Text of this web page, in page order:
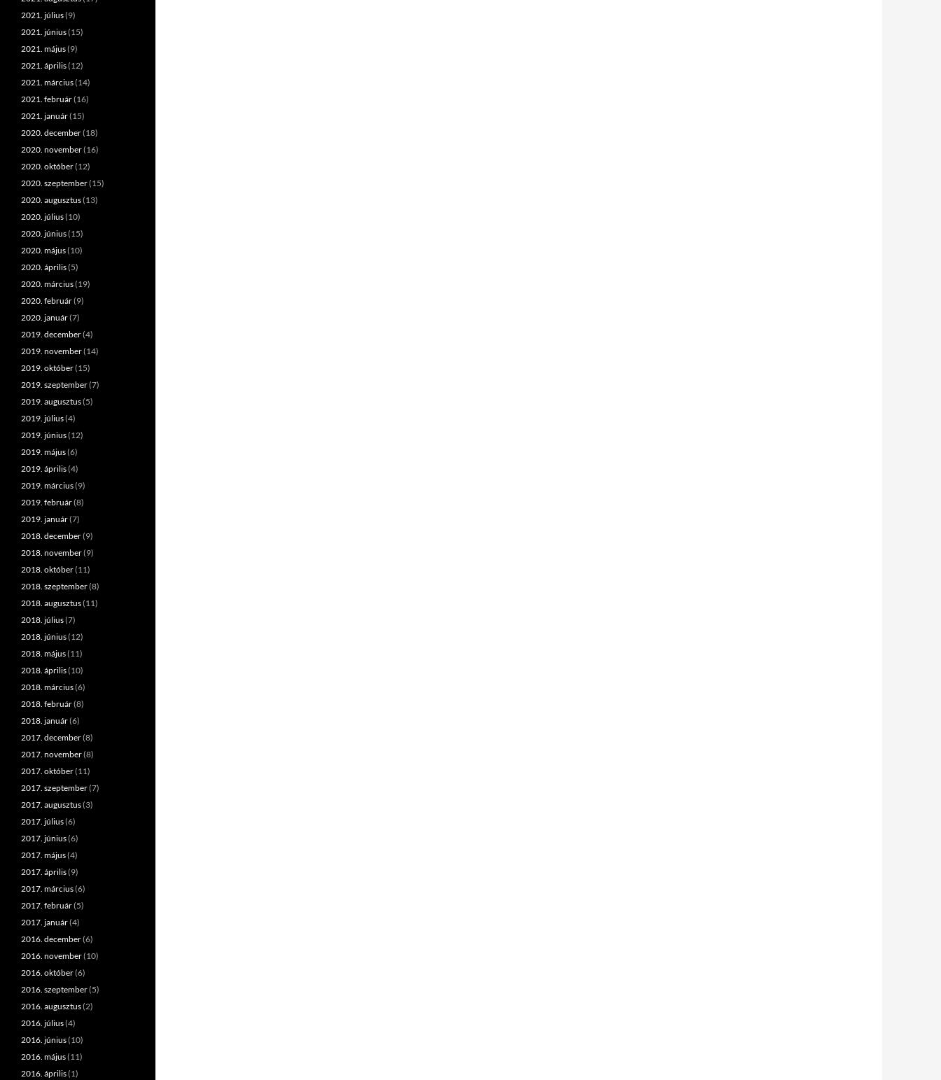
2021. július(9)
2021. június(15)
2021. május(9)
2021. április(12)
2021. március(14)
2021. február(16)
2021. január(15)
2020. december(18)
2020. november(16)
2020. október(12)
2020. szeptember(15)
2020. augusztus(13)
2020. július(10)
2020. június(15)
2020. május(10)
2020. április(5)
2020. március(19)
2020. február(9)
2020. január(7)
2019. december(4)
2019. november(14)
2019. október(15)
2019. szeptember(7)
2019. augusztus(5)
2019. július(4)
2019. június(12)
2019. május(6)
2019. április(4)
2019. március(9)
2019. február(8)
2019. január(7)
2018. december(9)
2018. november(9)
2018. október(11)
2018. szeptember(8)
2018. augusztus(11)
2018. július(7)
2018. június(12)
2018. május(11)
2018. április(10)
2018. március(6)
2018. február(8)
2018. január(6)
2017. december(8)
2017. november(8)
2017. október(11)
2017. szeptember(7)
2017. augusztus(3)
2017. július(6)
2017. június(6)
2017. május(4)
2017. április(9)
2017. március(6)
2017. február(5)
2017. január(4)
2016. december(6)
2016. november(10)
2016. október(6)
2016. szeptember(5)
2016. augusztus(2)
2016. július(4)
2016. június(10)
2016. május(11)
2016. április(1)